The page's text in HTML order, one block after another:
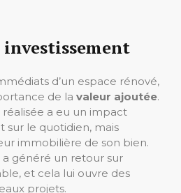
d’un espace rénové,
de la valeur ajoutée.
a eu un impact
sur le quotidien, mais
immobilière de son bien.
généré un retour sur
et cela lui ouvre des
projets.